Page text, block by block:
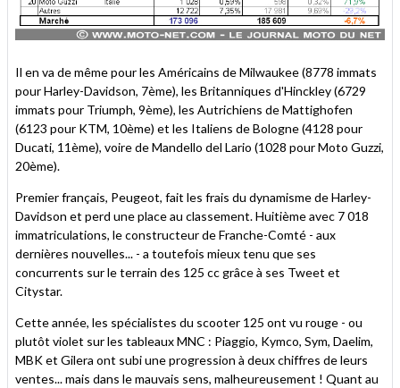
Il en va de même pour les Américains de Milwaukee (8778 immats
pour Harley-Davidson, 7ème), les Britanniques d'Hinckley (6729
immats pour Triumph, 9ème), les Autrichiens de Mattighofen
(6123 pour KTM, 10ème) et les Italiens de Bologne (4128 pour
Ducati, 11ème), voire de Mandello del Lario (1028 pour Moto Guzzi,
20ème).
Premier français, Peugeot, fait les frais du dynamisme de Harley-
Davidson et perd une place au classement. Huitième avec 7 018
immatriculations, le constructeur de Franche-Comté - aux
dernières nouvelles... - a toutefois mieux tenu que ses
concurrents sur le terrain des 125 cc grâce à ses Tweet et
Citystar.
Cette année, les spécialistes du scooter 125 ont vu rouge - ou
plutôt violet sur les tableaux MNC : Piaggio, Kymco, Sym, Daelim,
MBK et Gilera ont subi une progression à deux chiffres de leurs
ventes... mais dans le mauvais sens, malheureusement ! Quant au